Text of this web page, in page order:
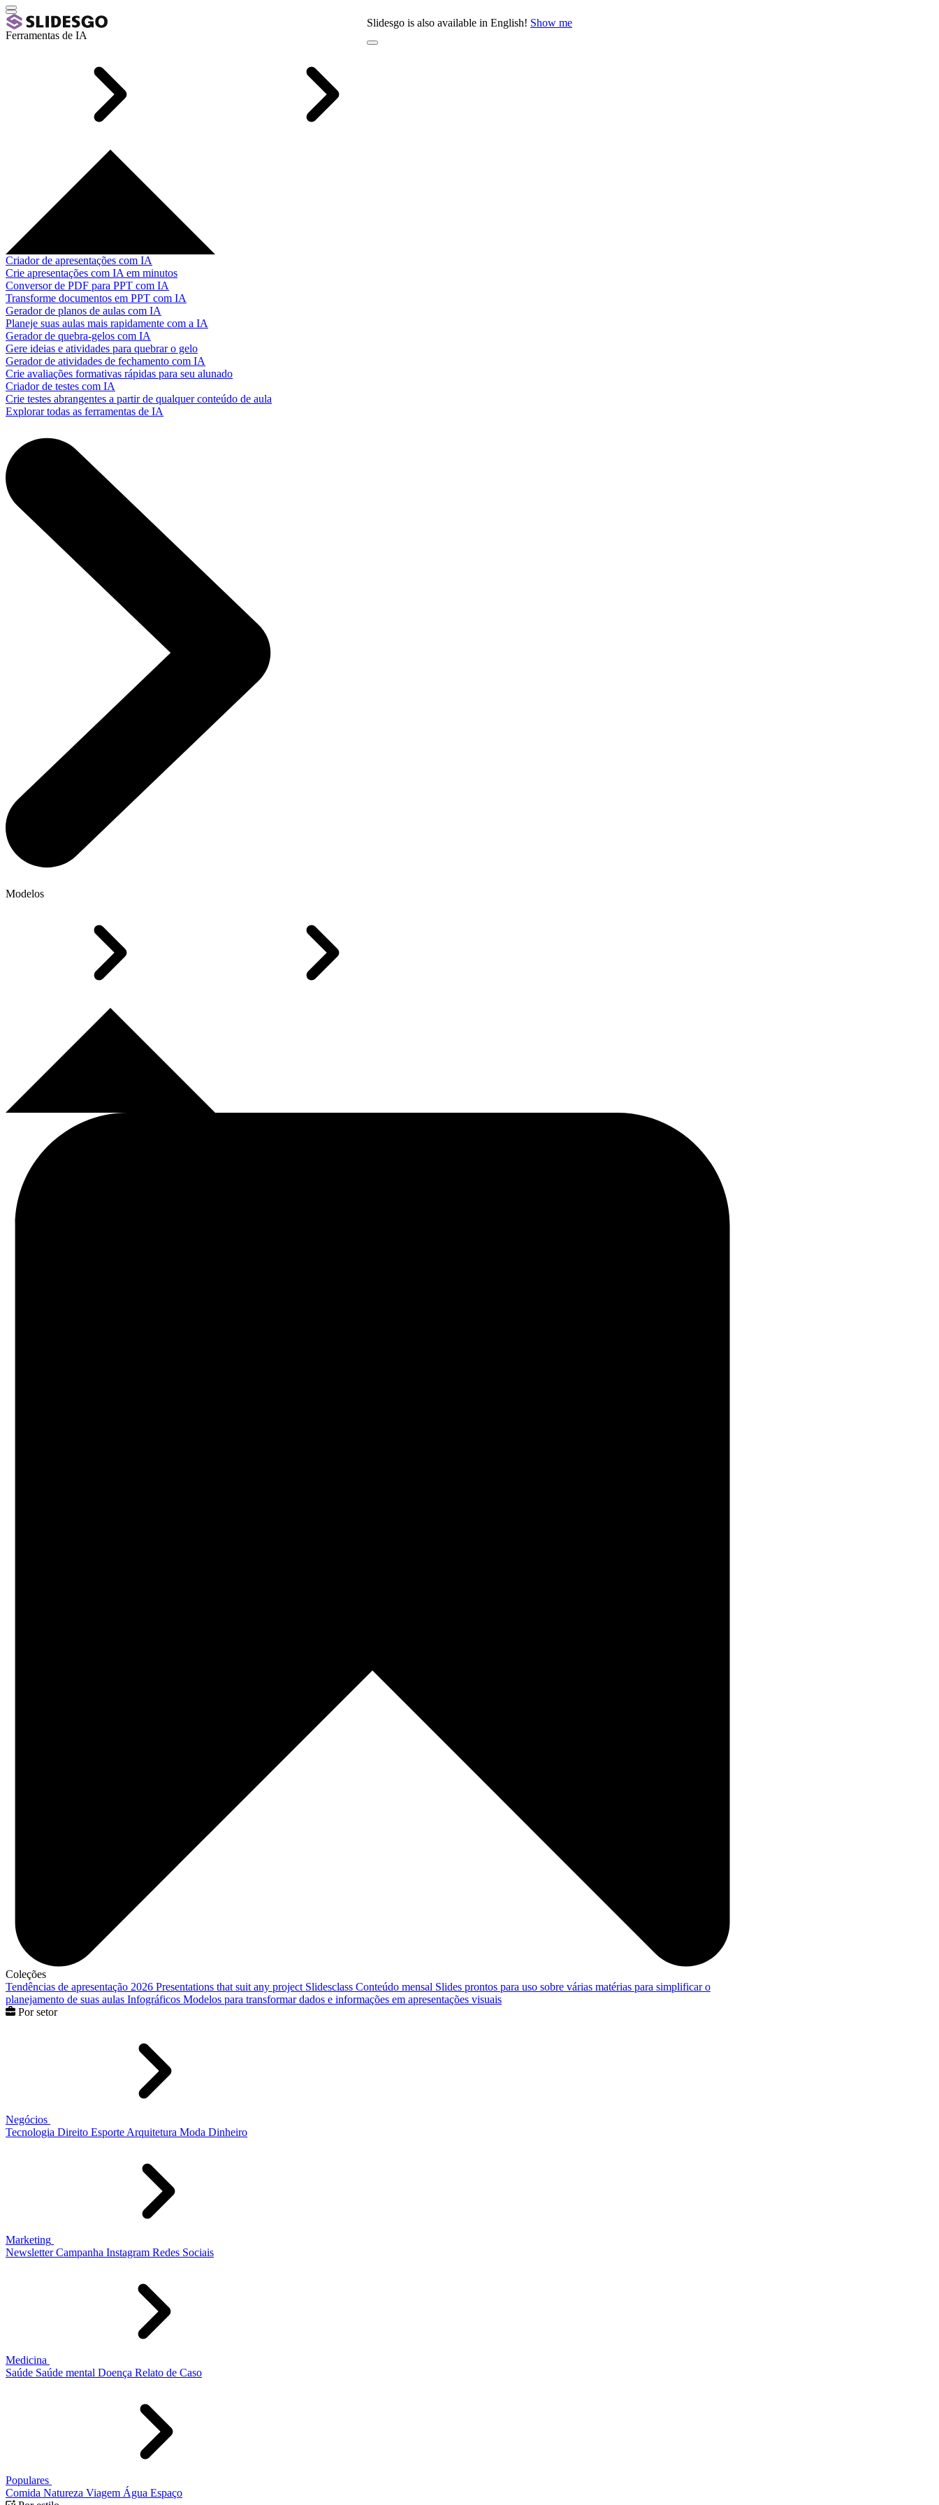
Slidesgo is also available in English! Show me
Ferramentas de IA
Criador de apresentações com IA
Crie apresentações com IA em minutos
Conversor de PDF para PPT com IA
Transforme documentos em PPT com IA
Gerador de planos de aulas com IA
Planeje suas aulas mais rapidamente com a IA
Gerador de quebra-gelos com IA
Gere ideias e atividades para quebrar o gelo
Gerador de atividades de fechamento com IA
Crie avaliações formativas rápidas para seu alunado
Criador de testes com IA
Crie testes abrangentes a partir de qualquer conteúdo de aula
Explorar todas as ferramentas de IA
Modelos
Coleções
Tendências de apresentação 2026 Presentations that suit any project Slidesclass Conteúdo mensal Slides prontos para uso sobre várias matérias para simplificar o
planejamento de suas aulas Infográficos Modelos para transformar dados e informações em apresentações visuais
Por setor
Negócios
Tecnologia Direito Esporte Arquitetura Moda Dinheiro
Marketing
Newsletter Campanha Instagram Redes Sociais
Medicina
Saúde Saúde mental Doença Relato de Caso
Populares
Comida Natureza Viagem Água Espaço